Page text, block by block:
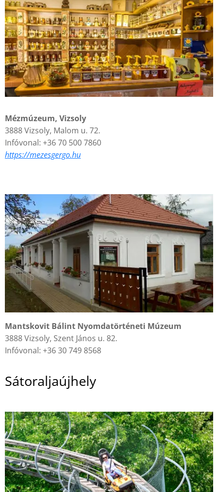
Mézmúzeum, Vizsoly
3888 Vizsoly, Malom u. 72.
Infóvonal: +36 70 500 7860
https://mezesgergo.hu
Mantskovit Bálint Nyomdatörténeti Múzeum
3888 Vizsoly, Szent János u. 82.
Infóvonal: +36 30 749 8568
Sátoraljaújhely